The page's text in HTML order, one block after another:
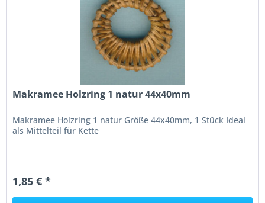
Makramee Holzring 1 natur 44x40mm
Makramee Holzring 1 natur Größe 44x40mm, 1 Stück Ideal
als Mittelteil für Kette
1,85 € *